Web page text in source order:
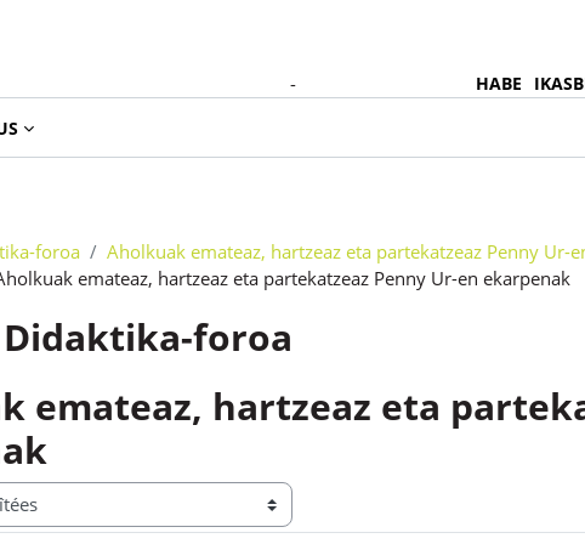
- HABE
foroa
Aholkuak emateaz, hartzeaz eta partekatzeaz Penny Ur-
emateaz, hartzeaz eta partekatzeaz Penny Ur-en ekarpenak
Didaktika-foroa
emateaz, hartzeaz eta